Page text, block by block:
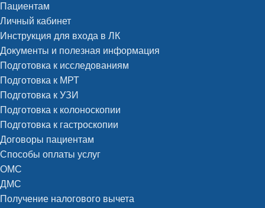
Пациентам
Личный кабинет
Инструкция для входа в ЛК
Документы и полезная информация
Подготовка к исследованиям
Подготовка к МРТ
Подготовка к УЗИ
Подготовка к колоноскопии
Подготовка к гастроскопии
Договоры пациентам
Способы оплаты услуг
ОМС
ДМС
Получение налогового вычета